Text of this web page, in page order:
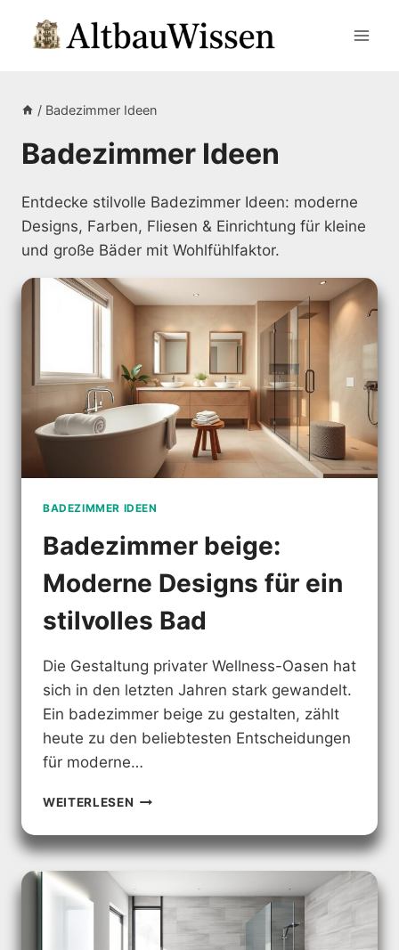
Inhalt
/ Badezimmer Ideen
Badezimmer Ideen
Entdecke stilvolle Badezimmer Ideen: moderne
Designs, Farben, Fliesen & Einrichtung für kleine
und große Bäder mit Wohlfühlfaktor.
BADEZIMMER IDEEN
Badezimmer beige:
Moderne Designs für ein
stilvolles Bad
Die Gestaltung privater Wellness-Oasen hat
sich in den letzten Jahren stark gewandelt.
Ein badezimmer beige zu gestalten, zählt
heute zu den beliebtesten Entscheidungen
für moderne…
WEITERLESEN BADEZIMMER
MODERNE
DESIGNS
EIN
STILVOLLES